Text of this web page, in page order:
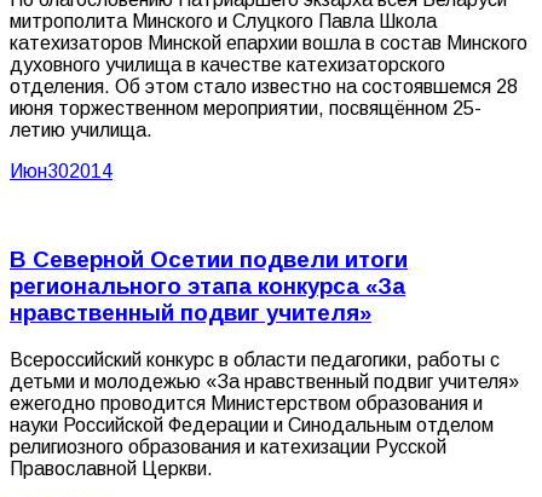
митрополита Минского и Слуцкого Павла Школа
катехизаторов Минской епархии вошла в состав Минского
духовного училища в качестве катехизаторского
отделения. Об этом стало известно на состоявшемся 28
июня торжественном мероприятии, посвящённом 25-
летию училища.
Июн302014
В Северной Осетии подвели итоги
регионального этапа конкурса «За
нравственный подвиг учителя»
Всероссийский конкурс в области педагогики, работы с
детьми и молодежью «За нравственный подвиг учителя»
ежегодно проводится Министерством образования и
науки Российской Федерации и Синодальным отделом
религиозного образования и катехизации Русской
Православной Церкви.